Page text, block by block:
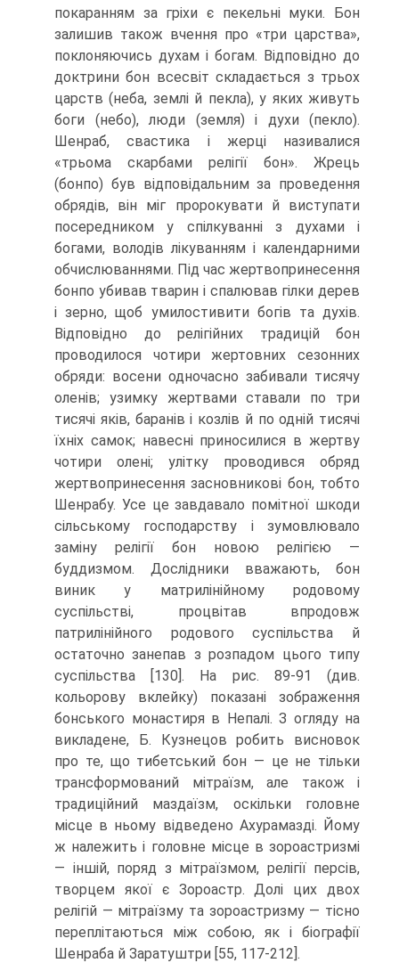
покаранням за гріхи є пекельні муки. Бон
залишив також вчення про «три царства»,
поклоняючись духам і богам. Відповідно до
доктрини бон всесвіт складається з трьох
царств (неба, зем­лі й пекла), у яких живуть
боги (небо), люди (земля) і духи (пекло).
Шенраб, свасти­ка і жерці називалися
«трьома скарбами релігії бон». Жрець
(бонпо) був відпові­дальним за проведення
обрядів, він міг пророкувати й виступати
посередником у спілкуванні з духами і
богами, володів лікуванням і календарними
обчислюван­нями. Під час жертвопринесення
бонпо убивав тварин і спалював гілки дерев
і зерно, щоб умилостивити богів та духів.
Відповідно до релігійних традицій бон
проводилося чотири жертовних сезонних
обряди: восени одночасно забивали ти­сячу
оленів; узимку жертвами ставали по три
тисячі яків, баранів і козлів й по одній тисячі
їхніх самок; навесні приносилися в жертву
чотири олені; улітку про­водився обряд
жертвопринесення засновникові бон, тобто
Шенрабу. Усе це за­вдавало помітної шкоди
сільському господарству і зумовлювало
заміну релігії бон новою релігією —
буддизмом. Дослідники вважають, бон
виник у матрилінійному родовому
суспільстві, процвітав впродовж
патрилінійного родового суспільства й
остаточно занепав з розпадом цього типу
суспільства [130]. На рис. 89-91 (див.
кольорову вклейку) показані зображення
бонського монастиря в Непалі. З огляду на
викладене, Б. Кузнецов робить висновок
про те, що тибетський бон — це не тільки
трансформований мітраїзм, але також і
традиційний маздаїзм, оскільки голо­вне
місце в ньому відведено Ахурамазді. Йому
ж належить і головне місце в зороас­тризмі
— іншій, поряд з мітраїзмом, релігії персів,
творцем якої є Зороастр. Долі цих двох
релігій — мітраїзму та зороастризму — тісно
переплітаються між собою, як і біографії
Шенраба й Заратуштри [55, 117-212].